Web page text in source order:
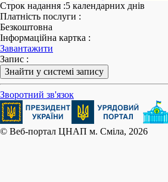
Строк надання :5 календарних днів
Платність послуги :
Безкоштовна
Інформаційна картка :
Завантажити
Запис :
Знайти у системі запису
Зворотний зв'язок
© Веб-портал ЦНАП м. Сміла, 2026